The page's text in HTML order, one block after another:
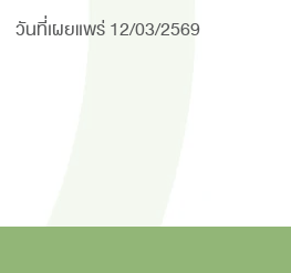
วันที่เผยแพร่ 12/03/2569